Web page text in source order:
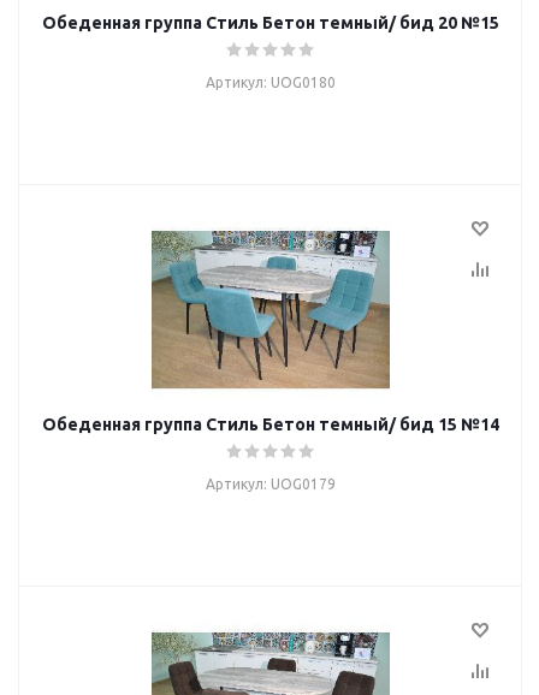
Обеденная группа Стиль Бетон темный/ бид 20 №15
Артикул: UOG0180
Обеденная группа Стиль Бетон темный/ бид 15 №14
Артикул: UOG0179